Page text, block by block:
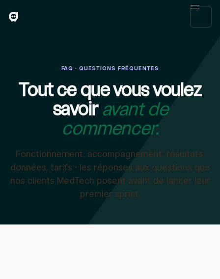
FAQ · QUESTIONS FRÉQUENTES
Tout ce que vous voulez
savoiravant de
commencer.
Fonctionnement, accompagnement, résultats,
données, tarifs · les réponses aux questions que
nos clients MedTech posent avant de lancer leur
premier sprint.